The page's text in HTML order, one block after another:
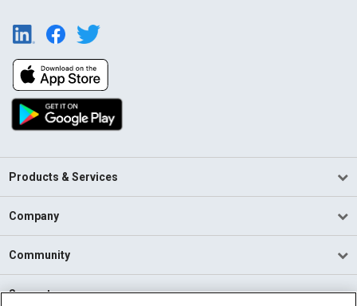
Products & Services
Company
Community
Support